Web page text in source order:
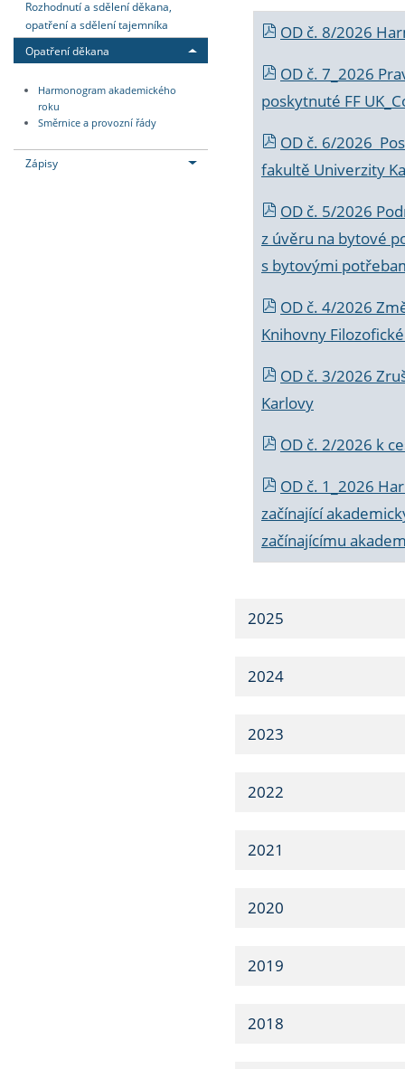
Rozhodnutí a sdělení děkana,
opatření a sdělení tajemníka
Opatření děkana
Harmonogram akademického
roku
Směrnice a provozní řády
Zápisy
OD č. 8/2026
OD č. 7_2026
poskytnuté FF
OD č. 6/2026
fakultě Univerzity
OD č. 5/2026
z úvěru na bytové
s bytovými
OD č. 4/2026
Knihovny
OD č. 3/2026
Karlovy
OD č. 2/2026 k
OD č. 1_2026
začínající
začínajícímu
2025
2024
2023
2022
2021
2020
2019
2018